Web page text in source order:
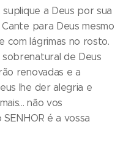
a Deus por sua
para Deus mesmo
com lágrimas no rosto.
de Deus
renovadas e a
lhe der alegria e
não vos
é a vossa